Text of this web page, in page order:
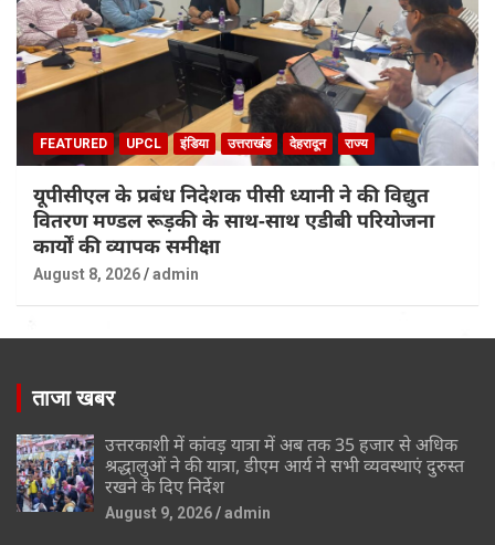
FEATURED UPCL इंडिया उत्तराखंड देहरादून राज्य
यूपीसीएल के प्रबंध निदेशक पीसी ध्यानी ने की विद्युत
वितरण मण्डल रूड़की के साथ-साथ एडीबी परियोजना
कार्यों की व्यापक समीक्षा
August 8, 2026 admin
ताजा खबर
उत्तरकाशी में कांवड़ यात्रा में अब तक 35 हजार से अधिक
श्रद्धालुओं ने की यात्रा, डीएम आर्य ने सभी व्यवस्थाएं दुरुस्त
रखने के दिए निर्देश
August 9, 2026 admin